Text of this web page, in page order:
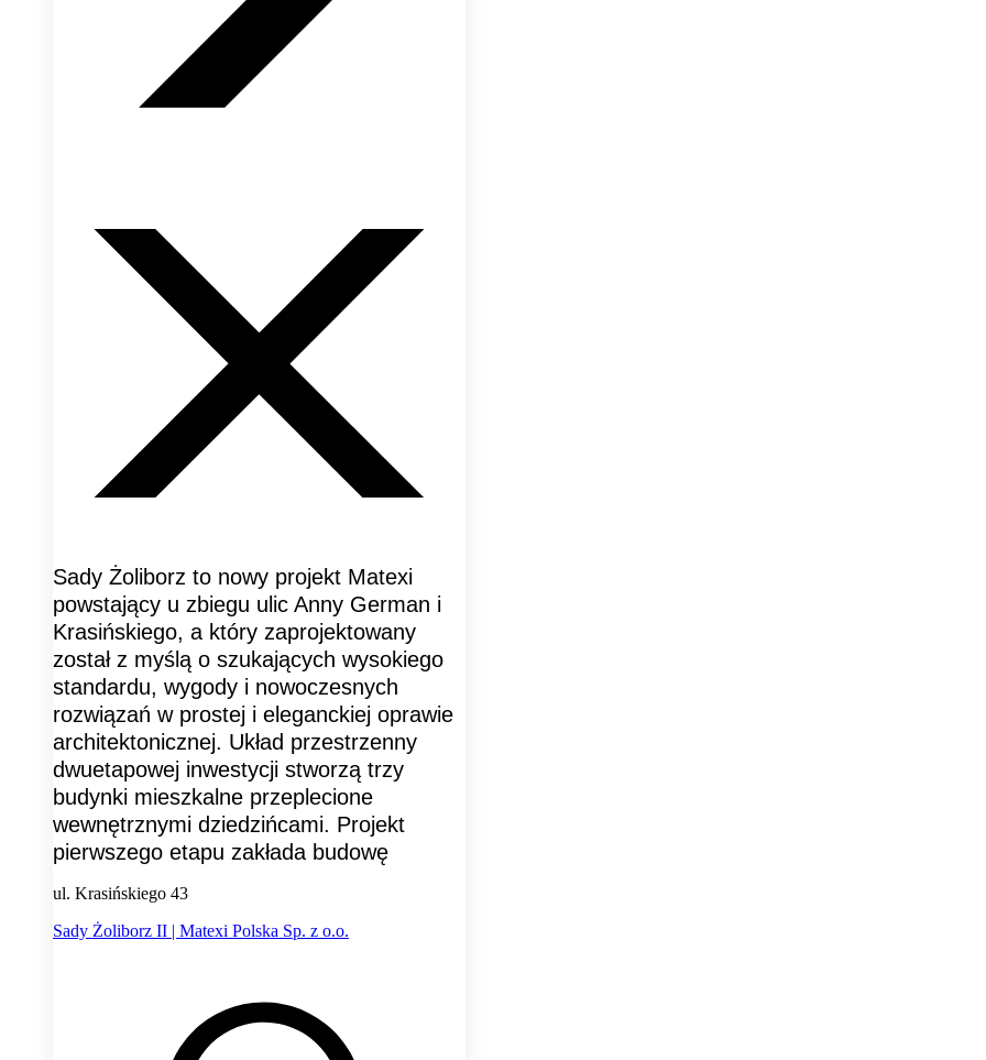
Sady Żoliborz to nowy projekt Matexi
powstający u zbiegu ulic Anny German i
Krasińskiego, a który zaprojektowany
został z myślą o szukających wysokiego
standardu, wygody i nowoczesnych
rozwiązań w prostej i eleganckiej oprawie
architektonicznej. Układ przestrzenny
dwuetapowej inwestycji stworzą trzy
budynki mieszkalne przeplecione
wewnętrznymi dziedzińcami. Projekt
pierwszego etapu zakłada budowę
ul. Krasińskiego 43
Sady Żoliborz II | Matexi Polska Sp. z o.o.